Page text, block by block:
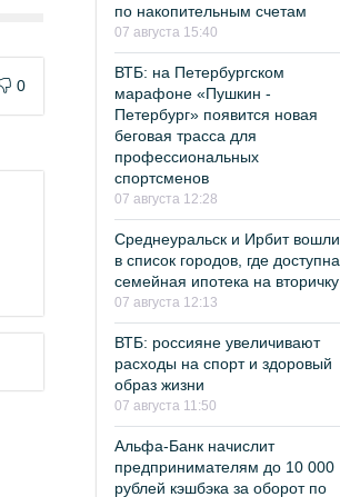
0
по накопительным счетам
07 августа 15:40
ВТБ: на Петербургском
марафоне «Пушкин -
Петербург» появится новая
беговая трасса для
профессиональных
спортсменов
07 августа 12:28
Среднеуральск и Ирбит вошли
в список городов, где доступна
семейная ипотека на вторичку
07 августа 12:13
ВТБ: россияне увеличивают
расходы на спорт и здоровый
образ жизни
07 августа 11:50
Альфа-Банк начислит
предпринимателям до 10 000
рублей кэшбэка за оборот по